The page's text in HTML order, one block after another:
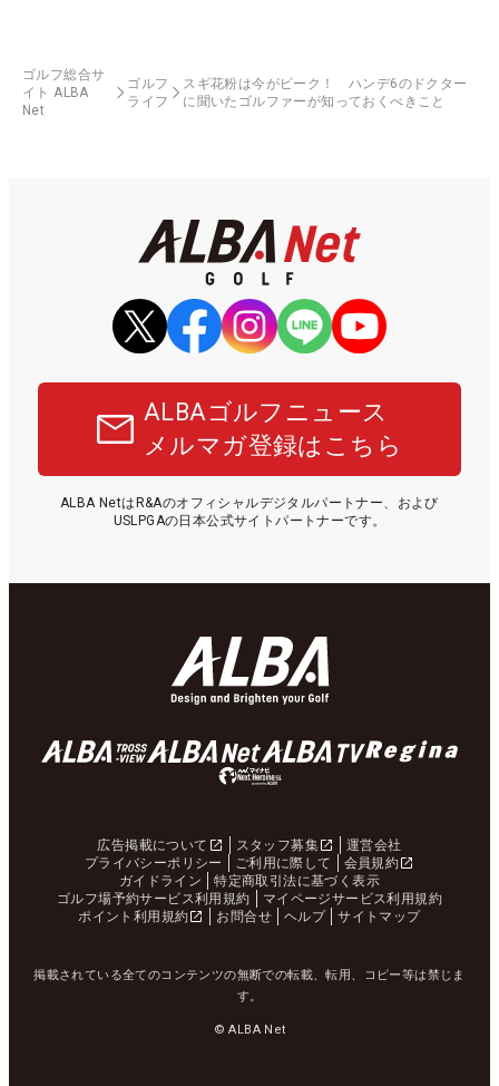
ゴルフ総合サ
イト ALBA
Net
ゴルフ
ライフ
スギ花粉は今がピーク！ ハンデ6のドクター
に聞いたゴルファーが知っておくべきこと
ALBAゴルフニュース
メルマガ登録はこちら
ALBA NetはR&Aのオフィシャルデジタルパートナー、および
USLPGAの日本公式サイトパートナーです。
広告掲載について スタッフ募集
運営会社
プライバシーポリシー
ご利用に際して
会員規約
ガイドライン
特定商取引法に基づく表示
ゴルフ場予約サービス利用規約
マイページサービス利用規約
ポイント利用規約
お問合せ ヘルプ サイトマップ
掲載されている全てのコンテンツの無断での転載、転用、コピー等は禁じま
す。
© ALBA Net